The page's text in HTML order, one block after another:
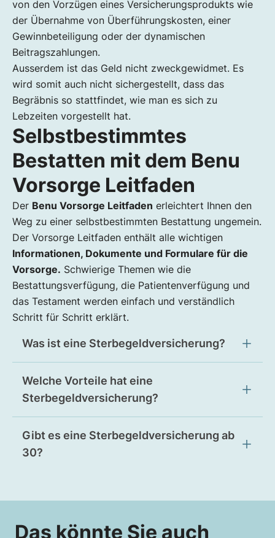
von den Vorzügen eines Versicherungsprodukts wie
der Übernahme von Überführungskosten, einer
Gewinnbeteiligung oder der dynamischen
Beitragszahlungen.
Ausserdem ist das Geld nicht zweckgewidmet. Es
wird somit auch nicht sichergestellt, dass das
Begräbnis so stattfindet, wie man es sich zu
Lebzeiten vorgestellt hat.
Selbstbestimmtes
Bestatten mit dem Benu
Vorsorge Leitfaden
Der Benu Vorsorge Leitfaden erleichtert Ihnen den
Weg zu einer selbstbestimmten Bestattung ungemein.
Der Vorsorge Leitfaden enthält alle wichtigen
Informationen, Dokumente und Formulare für die
Vorsorge. Schwierige Themen wie die
Bestattungsverfügung, die Patientenverfügung und
das Testament werden einfach und verständlich
Schritt für Schritt erklärt.
Was ist eine Sterbegeldversicherung?
Welche Vorteile hat eine
Sterbegeldversicherung?
Gibt es eine Sterbegeldversicherung ab
30?
Das könnte Sie auch